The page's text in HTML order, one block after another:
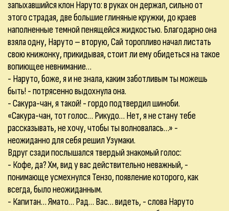
запыхавшийся клон Наруто: в руках он держал, сильно от
этого страдая, две большие глиняные кружки, до краев
наполненные темной пенящейся жидкостью. Благодарно она
взяла одну, Наруто – вторую, Сай торопливо начал листать
свою книжонку, прикидывая, стоит ли ему обидеться на такое
вопиющее невнимание…
- Наруто, боже, я и не знала, каким заботливым ты можешь
быть! - потрясенно выдохнула она.
- Сакура-чан, я такой! - гордо подтвердил шиноби.
«Сакура-чан, тот голос… Рикудо… Нет, я не стану тебе
рассказывать, не хочу, чтобы ты волновалась…» -
неожиданно для себя решил Узумаки.
Вдруг сзади послышался твердый знакомый голос:
- Кофе, да? Хм, вид у вас действительно неважный, -
понимающе усмехнулся Тензо, появление которого, как
всегда, было неожиданным.
- Капитан… Ямато… Рад… Вас… видеть, - слова Наруто